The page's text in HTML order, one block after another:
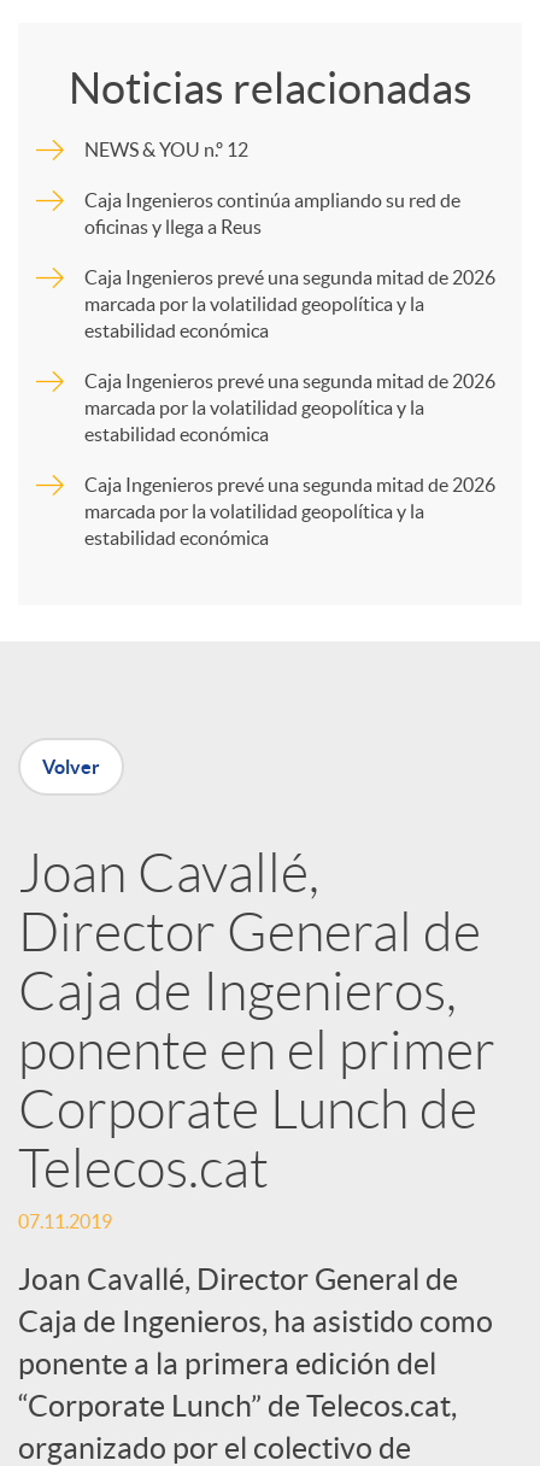
p
a
n
e
d
e
s
S
o
c
i
Noticias relacionadas
NEWS & YOU n.º 12
Caja Ingenieros continúa ampliando su red de
oficinas y llega a Reus
Caja Ingenieros prevé una segunda mitad de 2026
marcada por la volatilidad geopolítica y la
estabilidad económica
Caja Ingenieros prevé una segunda mitad de 2026
marcada por la volatilidad geopolítica y la
estabilidad económica
Caja Ingenieros prevé una segunda mitad de 2026
marcada por la volatilidad geopolítica y la
estabilidad económica
Volver
Joan Cavallé,
Director General de
Caja de Ingenieros,
ponente en el primer
Corporate Lunch de
Telecos.cat
07.11.2019
Joan Cavallé, Director General de
Caja de Ingenieros, ha asistido como
ponente a la primera edición del
“Corporate Lunch” de Telecos.cat,
organizado por el colectivo de